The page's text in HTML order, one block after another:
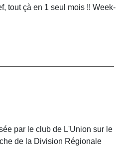
tout çà en 1 seul mois !! Week-
par le club de L'Union sur le
de la Division Régionale